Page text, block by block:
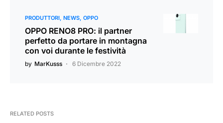
PRODUTTORI NEWS OPPO
OPPO RENO8 PRO: il partner
perfetto da portare in montagna
con voi durante le festività
by MarKusss 6 Dicembre 2022
RELATED POSTS